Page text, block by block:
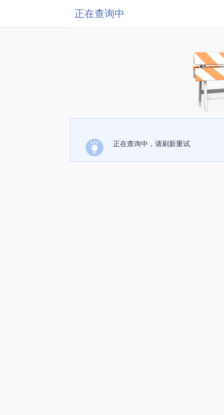
正在查询中
正在查询中，请刷新重试